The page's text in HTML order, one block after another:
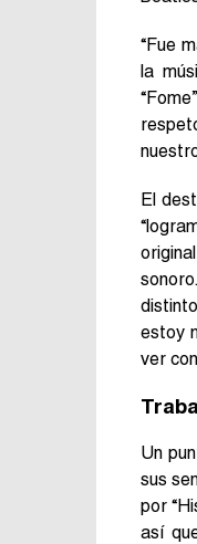
“Fue
la
El
estoy
ver
Un
sus
por
así